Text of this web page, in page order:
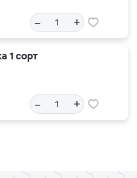
– +
1 сорт
– +